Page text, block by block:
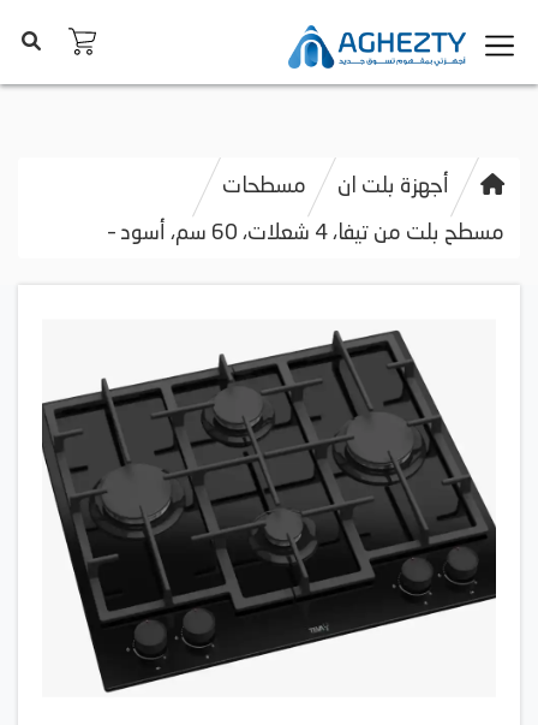
أجهزة بلت ان مسطحات
مسطح بلت من تيفا، 4 شعلات، 60 سم، أسود –